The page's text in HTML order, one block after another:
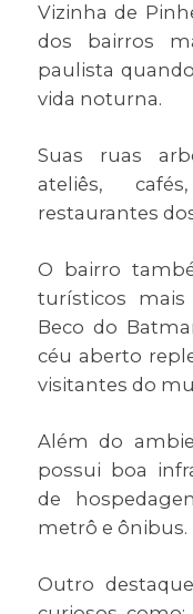
Vizinha de
dos bairros
paulista
vida noturna.
Suas ruas
ateliês,
restaurantes
O bairro
turísticos
Beco do
céu aberto
visitantes do
Além do
possui boa
de
metrô e ônibus.
Outro